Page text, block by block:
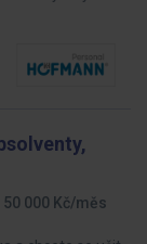
50 000 Kč/měs